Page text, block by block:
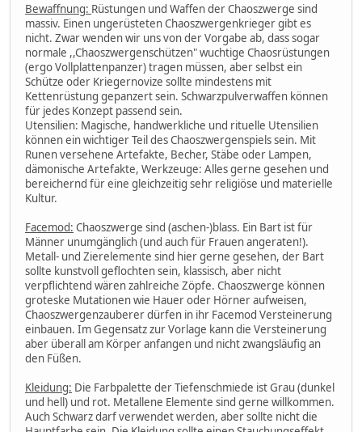
Bewaffnung: Rüstungen und Waffen der Chaoszwerge sind
massiv. Einen ungerüsteten Chaoszwergenkrieger gibt es
nicht. Zwar wenden wir uns von der Vorgabe ab, dass sogar
normale ,,Chaoszwergenschützen" wuchtige Chaosrüstungen
(ergo Vollplattenpanzer) tragen müssen, aber selbst ein
Schütze oder Kriegernovize sollte mindestens mit
Kettenrüstung gepanzert sein. Schwarzpulverwaffen können
für jedes Konzept passend sein.
Utensilien: Magische, handwerkliche und rituelle Utensilien
können ein wichtiger Teil des Chaoszwergenspiels sein. Mit
Runen versehene Artefakte, Becher, Stäbe oder Lampen,
dämonische Artefakte, Werkzeuge: Alles gerne gesehen und
bereichernd für eine gleichzeitig sehr religiöse und materielle
Kultur.
Facemod: Chaoszwerge sind (aschen-)blass. Ein Bart ist für
Männer unumgänglich (und auch für Frauen angeraten!).
Metall- und Zierelemente sind hier gerne gesehen, der Bart
sollte kunstvoll geflochten sein, klassisch, aber nicht
verpflichtend wären zahlreiche Zöpfe. Chaoszwerge können
groteske Mutationen wie Hauer oder Hörner aufweisen,
Chaoszwergenzauberer dürfen in ihr Facemod Versteinerung
einbauen. Im Gegensatz zur Vorlage kann die Versteinerung
aber überall am Körper anfangen und nicht zwangsläufig an
den Füßen.
Kleidung: Die Farbpalette der Tiefenschmiede ist Grau (dunkel
und hell) und rot. Metallene Elemente sind gerne willkommen.
Auch Schwarz darf verwendet werden, aber sollte nicht die